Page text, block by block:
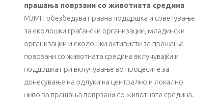
прашања поврзани со животната средина
МЗМП обезбедува правна поддршка и советување
за еколошки граѓански организации, младински
организации и еколошки активисти за прашања
поврзани со животната средина вклучувајќи и
поддршка при вклучување во процесите за
донесување на одлуки на централно и локално
ниво за прашања поврзани со животната средина.